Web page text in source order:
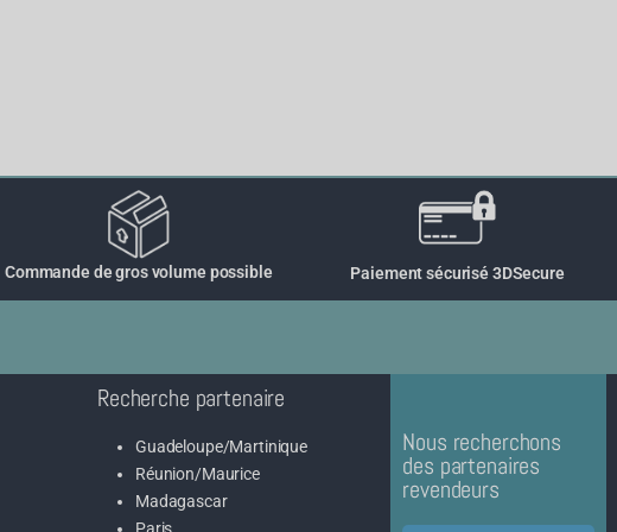
Commande de gros volume possible Paiement sécurisé 3DSecure
Recherche partenaire
Guadeloupe/Martinique
Réunion/Maurice
Madagascar
Paris
Nous recherchons
des partenaires
revendeurs